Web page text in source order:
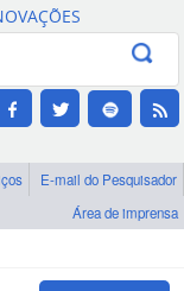
Canais
E-mail do Pesquisador
Área de imprensa